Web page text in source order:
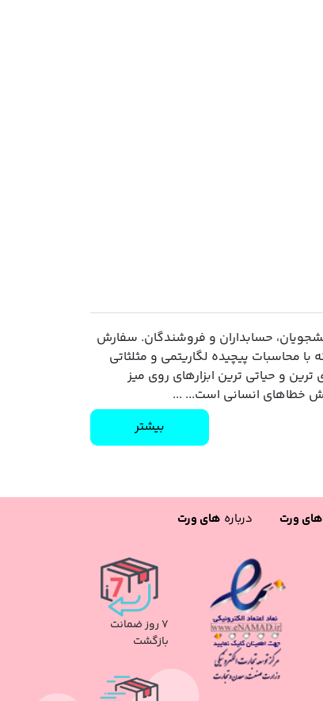
حسابداران و فروشندگان. سفارش
محاسبات پیچیده لگاریتمی و مثلثاتی
و حیاتی‌ ترین ابزارهای روی میز
خطاهای انسانی است... ...
بیشتر
های ورت درباره های ورت
۷ روز ضمانت
بازگشت